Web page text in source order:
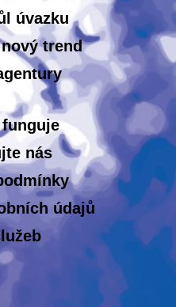
úvazku
trend
nás
údajů